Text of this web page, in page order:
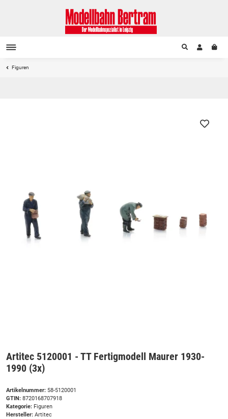
Figuren
Artitec 5120001 - TT Fertigmodell Maurer 1930-
1990 (3x)
Artikelnummer: 58-5120001
GTIN: 8720168707918
Kategorie: Figuren
Hersteller: Artitec